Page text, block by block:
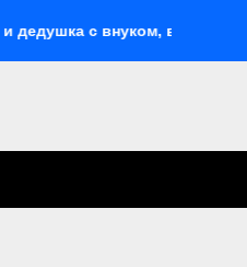
с внуком, в Поволжье и на